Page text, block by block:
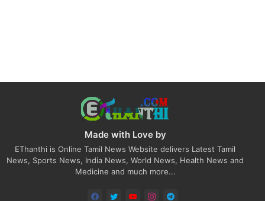
Made with Love by
EThanthi is Online Tamil News Website delivers Latest Tamil
News, Sports News, India News, World News, Health News and
Medicine and much more...